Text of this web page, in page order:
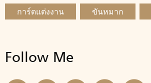
การ์ดแต่งงาน
ขันหมาก
Follow Me